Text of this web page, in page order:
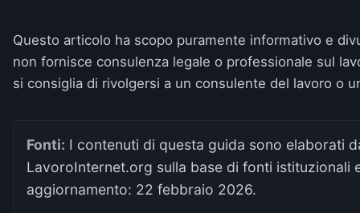
Questo articolo ha scopo puramente informativo e
non fornisce consulenza legale o professionale sul
si consiglia di rivolgersi a un consulente del lavoro o
Fonti: I contenuti di questa guida sono elaborati
LavoroInternet.org sulla base di fonti istituzionali
aggiornamento: 22 febbraio 2026.